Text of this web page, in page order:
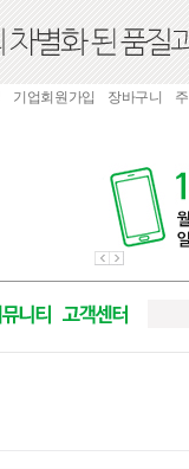
기업회원가입 장바구니